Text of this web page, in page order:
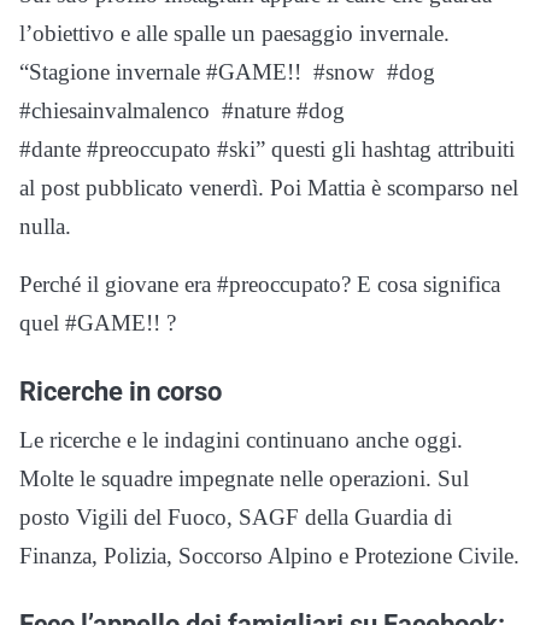
l’obiettivo e alle spalle un paesaggio invernale.
“Stagione invernale #GAME!! #snow #dog
#chiesainvalmalenco #nature #dog
#dante #preoccupato #ski” questi gli hashtag attribuiti
al post pubblicato venerdì. Poi Mattia è scomparso nel
nulla.
Perché il giovane era #preoccupato? E cosa significa
quel #GAME!! ?
Ricerche in corso
Le ricerche e le indagini continuano anche oggi.
Molte le squadre impegnate nelle operazioni. Sul
posto Vigili del Fuoco, SAGF della Guardia di
Finanza, Polizia, Soccorso Alpino e Protezione Civile.